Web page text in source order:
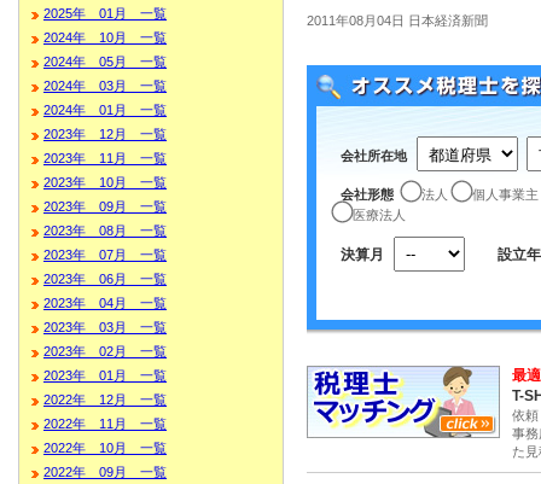
2025年 01月 一覧
2024年 10月 一覧
2024年 05月 一覧
2024年 03月 一覧
2024年 01月 一覧
2023年 12月 一覧
2023年 11月 一覧
2023年 10月 一覧
2023年 09月 一覧
2023年 08月 一覧
2023年 07月 一覧
2023年 06月 一覧
2023年 04月 一覧
2023年 03月 一覧
2023年 02月 一覧
2023年 01月 一覧
2022年 12月 一覧
2022年 11月 一覧
2022年 10月 一覧
2022年 09月 一覧
2011年08月04日 日本経済新聞
会社所在地
会社形態 法人
個人事業主
医療法人
決算月 設立年
最適
T-
依頼
事務
た